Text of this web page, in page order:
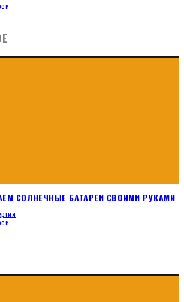
СОЛНЕЧНЫЕ БАТАРЕИ СВОИМИ РУКАМИ